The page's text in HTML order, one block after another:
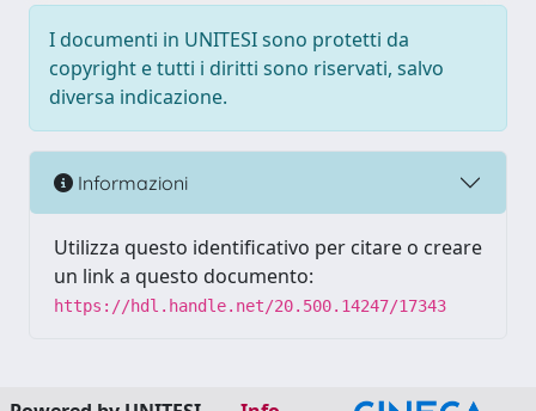
I documenti in UNITESI sono protetti da
copyright e tutti i diritti sono riservati, salvo
diversa indicazione.
Informazioni
Utilizza questo identificativo per citare o creare
un link a questo documento:
https://hdl.handle.net/20.500.14247/17343